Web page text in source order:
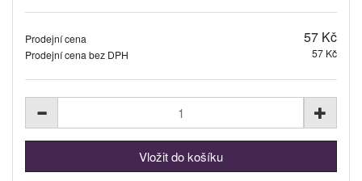
Prodejní cena 57 Kč
Prodejní cena bez DPH 57 Kč